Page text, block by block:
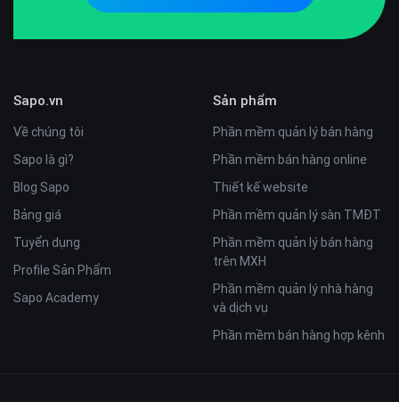
Sapo.vn
Về chúng tôi
Sapo là gì?
Blog Sapo
Bảng giá
Tuyển dụng
Profile Sản Phẩm
Sapo Academy
Sản phẩm
Phần mềm quản lý bán hàng
Phần mềm bán hàng online
Thiết kế website
Phần mềm quản lý sàn TMĐT
Phần mềm quản lý bán hàng
trên MXH
Phần mềm quản lý nhà hàng
và dịch vụ
Phần mềm bán hàng hợp kênh